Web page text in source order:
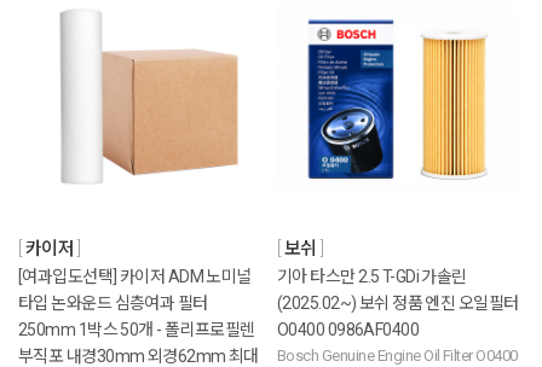
카이저
[여과입도선택] 카이저 ADM 노미널
타입 논와운드 심층여과 필터
250mm 1박스 50개 - 폴리프로필렌
부직포 내경30mm 외경62mm 최대
보쉬
기아 타스만 2.5 T-GDi 가솔린
(2025.02~) 보쉬 정품 엔진 오일필터
O0400 0986AF0400
Bosch Genuine Engine Oil Filter O0400